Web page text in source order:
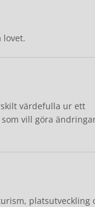
lovet.
värdefulla ur ett
vill göra
platsutveckling